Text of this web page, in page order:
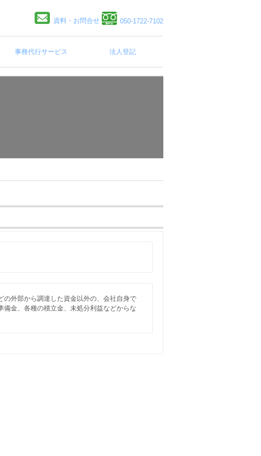
資料・お問合せ 050-1722-7102
事務代行サービス 法人登記
外部から調達した資金以外の、会社自身で
金、各種の積立金、未処分利益などからな